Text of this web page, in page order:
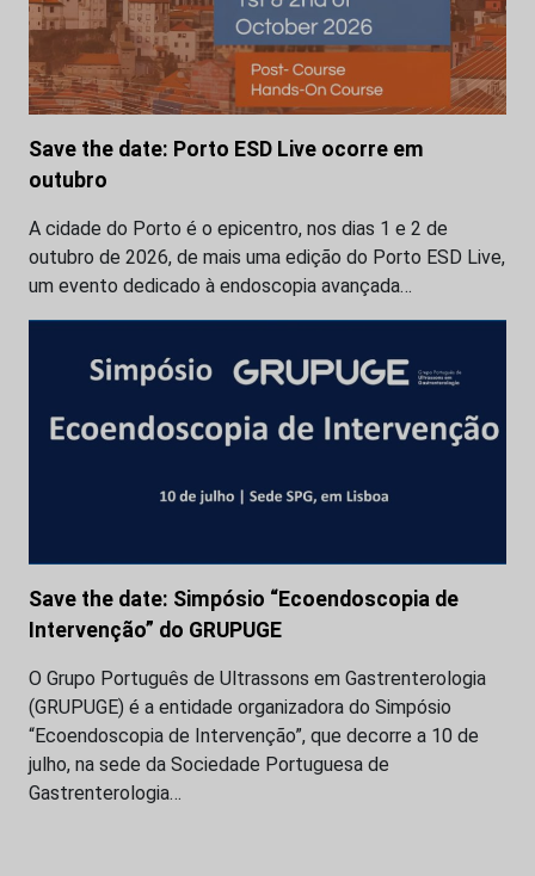
Save the date: Porto ESD Live ocorre em
outubro
A cidade do Porto é o epicentro, nos dias 1 e 2 de
outubro de 2026, de mais uma edição do Porto ESD Live,
um evento dedicado à endoscopia avançada…
Save the date: Simpósio “Ecoendoscopia de
Intervenção” do GRUPUGE
O Grupo Português de Ultrassons em Gastrenterologia
(GRUPUGE) é a entidade organizadora do Simpósio
“Ecoendoscopia de Intervenção”, que decorre a 10 de
julho, na sede da Sociedade Portuguesa de
Gastrenterologia…